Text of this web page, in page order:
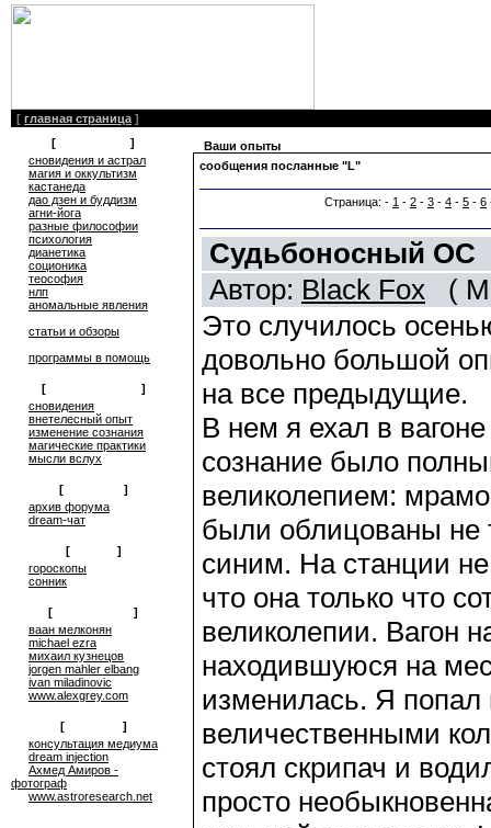
[ главная страница ]
[
]
сновидения и астрал
магия и оккультизм
кастанеда
дао дзен и буддизм
агни-йога
разные философии
психология
дианетика
соционика
теософия
нлп
аномальные явления
статьи и обзоры
программы в помощь
[
]
cновидения
внетелесный опыт
изменение сознания
магические практики
мысли вслух
[
]
архив форума
dream-чат
[
]
гороскопы
сонник
[
]
ваан мелконян
michael ezra
михаил кузнецов
jorgen mahler elbang
ivan miladinovic
www.alexgrey.com
[
]
консультация медиума
dream injection
Ахмед Амиров -
фотограф
www.astroresearch.net
Ваши опыты
сообщения посланные "L"
Страница: - 1 - 2 - 3 - 4 - 5 - 6
Судьбоносный ОС
Автор: Black Fox (
Это случилось
довольно большой
на все предыдущие.
В нем я ехал в
сознание было
великолепием:
были облицованы не
синим. На станции
что она только что
великолепии. Вагон
находившуюся на
изменилась. Я
величественными
стоял скрипач и
просто